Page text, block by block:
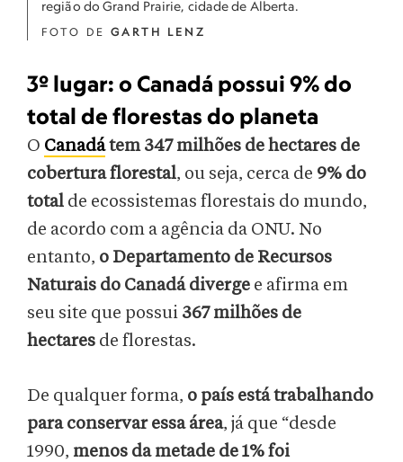
região do Grand Prairie, cidade de Alberta.
FOTO DE GARTH LENZ
3º lugar: o Canadá possui 9% do
total de florestas do planeta
O Canadátem 347 milhões de hectares de
cobertura florestal, ou seja, cerca de 9% do
total de ecossistemas florestais do mundo,
de acordo com a agência da ONU. No
entanto, o Departamento de Recursos
Naturais do Canadá diverge e afirma em
seu site que possui 367 milhões de
hectares de florestas.
De qualquer forma, o país está trabalhando
para conservar essa área, já que “desde
1990, menos da metade de 1% foi